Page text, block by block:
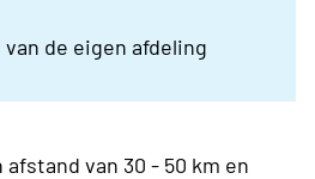
de eigen afdeling
van 30 - 50 km en